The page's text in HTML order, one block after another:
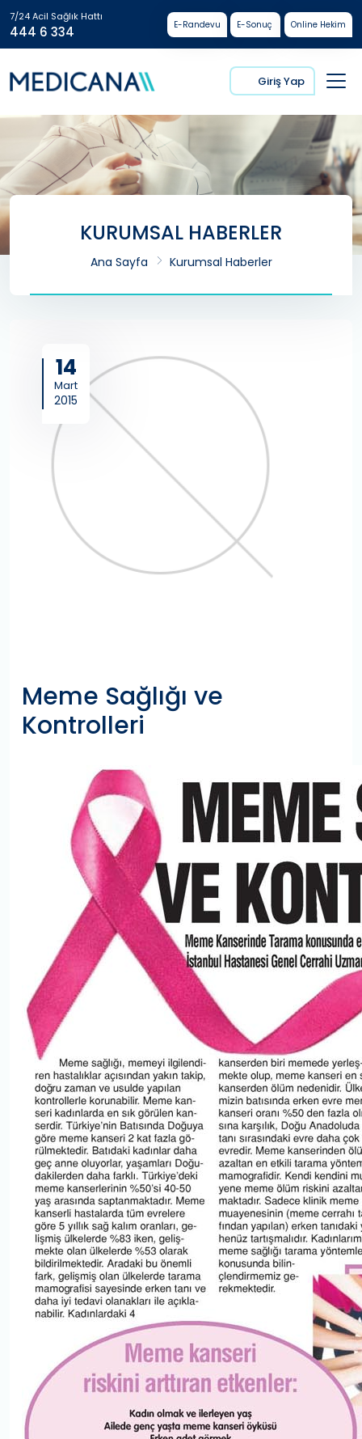
7/24 Acil Sağlık Hattı
444 6 334 E-Randevu E-Sonuç Online Hekim
Giriş Yap
KURUMSAL HABERLER
Ana Sayfa Kurumsal Haberler
14
Mart
2015
Meme Sağlığı ve
Kontrolleri